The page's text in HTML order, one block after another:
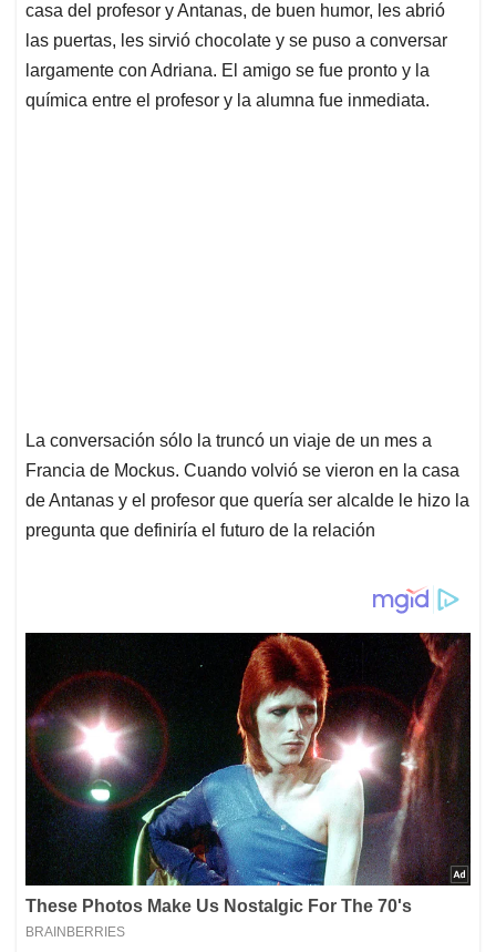
casa del profesor y Antanas, de buen humor, les abrió
las puertas, les sirvió chocolate y se puso a conversar
largamente con Adriana. El amigo se fue pronto y la
química entre el profesor y la alumna fue inmediata.
La conversación sólo la truncó un viaje de un mes a
Francia de Mockus. Cuando volvió se vieron en la casa
de Antanas y el profesor que quería ser alcalde le hizo la
pregunta que definiría el futuro de la relación